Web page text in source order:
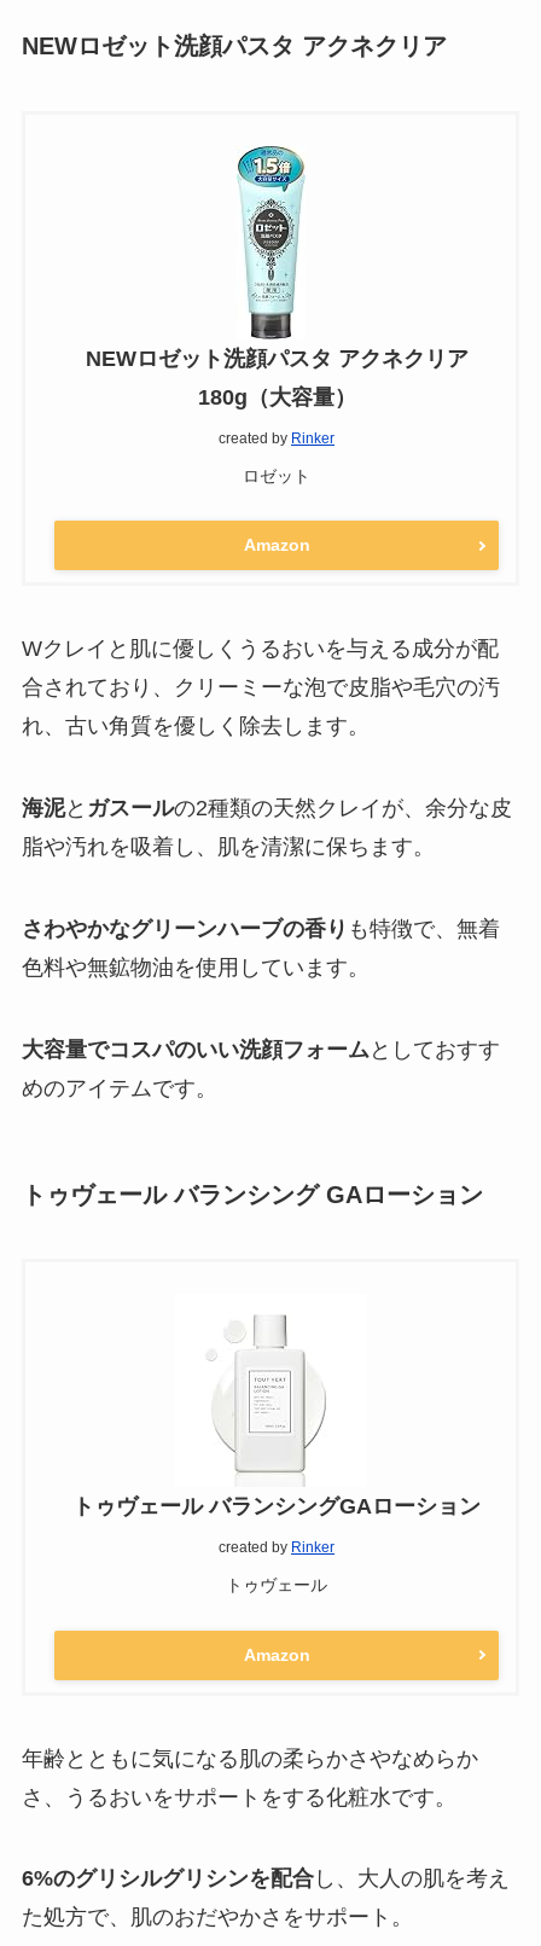
NEWロゼット洗顔パスタ アクネクリア
NEWロゼット洗顔パスタ アクネクリア
180g（大容量）
created by Rinker
ロゼット
Amazon
Wクレイと肌に優しくうるおいを与える成分が配
合されており、クリーミーな泡で皮脂や毛穴の汚
れ、古い角質を優しく除去します。
海泥と ガスールの2種類の天然クレイが、余分な皮
脂や汚れを吸着し、肌を清潔に保ちます。
さわやかなグリーンハーブの香り も特徴で、無着
色料や無鉱物油を使用しています。
大容量でコスパのいい洗顔フォーム としておすす
めのアイテムです。
トゥヴェール バランシング GAローション
トゥヴェール バランシングGAローション
created by Rinker
トゥヴェール
Amazon
年齢とともに気になる肌の柔らかさやなめらか
さ、うるおいをサポートをする化粧水です。
6%のグリシルグリシンを配合し、大人の肌を考え
た処方で、肌のおだやかさをサポート。